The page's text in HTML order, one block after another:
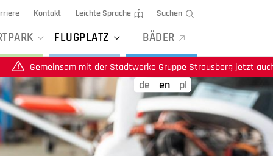
Kontakt Leichte Sprache Suchen
FLUGPLATZ BÄDER
de en pl
mit der Stadtwerke Gruppe Strausberg jetzt auch auf Instagram